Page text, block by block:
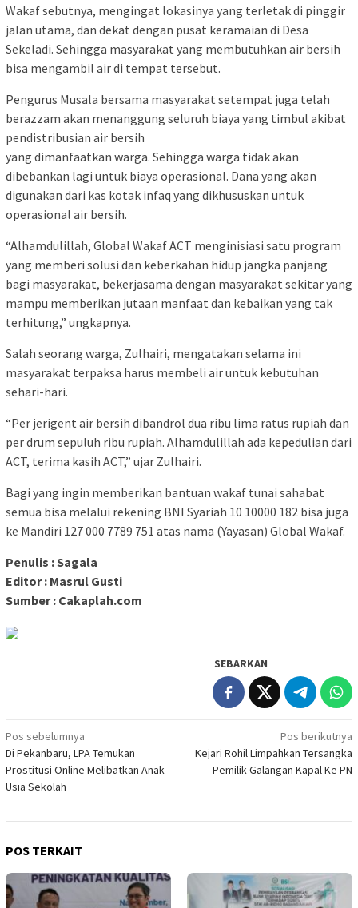
Wakaf sebutnya, mengingat lokasinya yang terletak di pinggir
jalan utama, dan dekat dengan pusat keramaian di Desa
Sekeladi. Sehingga masyarakat yang membutuhkan air bersih
bisa mengambil air di tempat tersebut.
Pengurus Musala bersama masyarakat setempat juga telah
berazzam akan menanggung seluruh biaya yang timbul akibat
pendistribusian air bersih
yang dimanfaatkan warga. Sehingga warga tidak akan
dibebankan lagi untuk biaya operasional. Dana yang akan
digunakan dari kas kotak infaq yang dikhususkan untuk
operasional air bersih.
“Alhamdulillah, Global Wakaf ACT menginisiasi satu program
yang memberi solusi dan keberkahan hidup jangka panjang
bagi masyarakat, bekerjasama dengan masyarakat sekitar yang
mampu memberikan jutaan manfaat dan kebaikan yang tak
terhitung,” ungkapnya.
Salah seorang warga, Zulhairi, mengatakan selama ini
masyarakat terpaksa harus membeli air untuk kebutuhan
sehari-hari.
“Per jerigent air bersih dibandrol dua ribu lima ratus rupiah dan
per drum sepuluh ribu rupiah. Alhamdulillah ada kepedulian dari
ACT, terima kasih ACT,” ujar Zulhairi.
Bagi yang ingin memberikan bantuan wakaf tunai sahabat
semua bisa melalui rekening BNI Syariah 10 10000 182 bisa juga
ke Mandiri 127 000 7789 751 atas nama (Yayasan) Global Wakaf.
Penulis : Sagala
Editor : Masrul Gusti
Sumber : Cakaplah.com
SEBARKAN
Navigasi
pos
Pos sebelumnya
Di Pekanbaru, LPA Temukan
Prostitusi Online Melibatkan Anak
Usia Sekolah
Pos berikutnya
Kejari Rohil Limpahkan Tersangka
Pemilik Galangan Kapal Ke PN
POS TERKAIT